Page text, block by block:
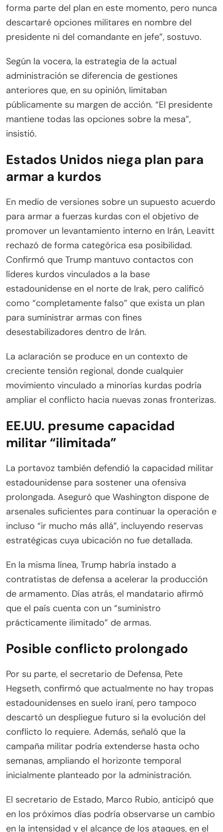
forma parte del plan en este momento, pero nunca
descartaré opciones militares en nombre del
presidente ni del comandante en jefe”, sostuvo.
Según la vocera, la estrategia de la actual
administración se diferencia de gestiones
anteriores que, en su opinión, limitaban
públicamente su margen de acción. “El presidente
mantiene todas las opciones sobre la mesa”,
insistió.
Estados Unidos niega plan para
armar a kurdos
En medio de versiones sobre un supuesto acuerdo
para armar a fuerzas kurdas con el objetivo de
promover un levantamiento interno en Irán, Leavitt
rechazó de forma categórica esa posibilidad.
Confirmó que Trump mantuvo contactos con
líderes kurdos vinculados a la base
estadounidense en el norte de Irak, pero calificó
como “completamente falso” que exista un plan
para suministrar armas con fines
desestabilizadores dentro de Irán.
La aclaración se produce en un contexto de
creciente tensión regional, donde cualquier
movimiento vinculado a minorías kurdas podría
ampliar el conflicto hacia nuevas zonas fronterizas.
EE.UU. presume capacidad
militar “ilimitada”
La portavoz también defendió la capacidad militar
estadounidense para sostener una ofensiva
prolongada. Aseguró que Washington dispone de
arsenales suficientes para continuar la operación e
incluso “ir mucho más allá”, incluyendo reservas
estratégicas cuya ubicación no fue detallada.
En la misma línea, Trump habría instado a
contratistas de defensa a acelerar la producción
de armamento. Días atrás, el mandatario afirmó
que el país cuenta con un “suministro
prácticamente ilimitado” de armas.
Posible conflicto prolongado
Por su parte, el secretario de Defensa, Pete
Hegseth, confirmó que actualmente no hay tropas
estadounidenses en suelo iraní, pero tampoco
descartó un despliegue futuro si la evolución del
conflicto lo requiere. Además, señaló que la
campaña militar podría extenderse hasta ocho
semanas, ampliando el horizonte temporal
inicialmente planteado por la administración.
El secretario de Estado, Marco Rubio, anticipó que
en los próximos días podría observarse un cambio
en la intensidad y el alcance de los ataques, en el